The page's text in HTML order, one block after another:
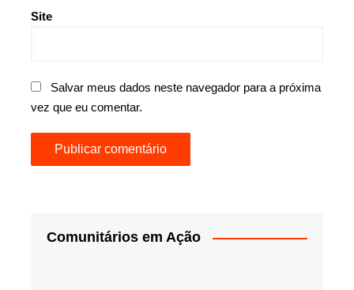
Site
Salvar meus dados neste navegador para a próxima
vez que eu comentar.
Comunitários em Ação